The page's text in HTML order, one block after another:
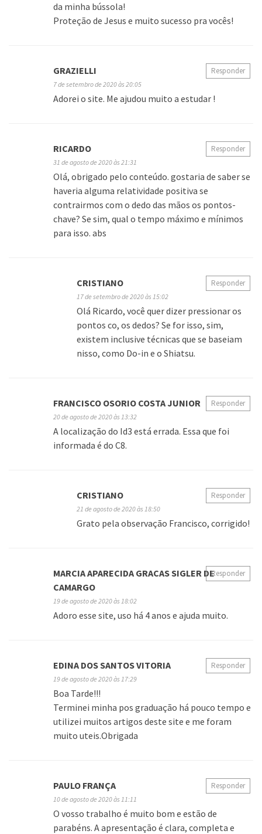
da minha bússola!
Proteção de Jesus e muito sucesso pra vocês!
GRAZIELLI
7 de setembro de 2020 às 20:05
Adorei o site. Me ajudou muito a estudar !
Responder
RICARDO
31 de agosto de 2020 às 21:31
Olá, obrigado pelo conteúdo. gostaria de saber se
haveria alguma relatividade positiva se
contrairmos com o dedo das mãos os pontos-
chave? Se sim, qual o tempo máximo e mínimos
para isso. abs
Responder
CRISTIANO
17 de setembro de 2020 às 15:02
Olá Ricardo, você quer dizer pressionar os
pontos co, os dedos? Se for isso, sim,
existem inclusive técnicas que se baseiam
nisso, como Do-in e o Shiatsu.
Responder
FRANCISCO OSORIO COSTA JUNIOR
20 de agosto de 2020 às 13:32
A localização do Id3 está errada. Essa que foi
informada é do C8.
Responder
CRISTIANO
21 de agosto de 2020 às 18:50
Grato pela observação Francisco, corrigido!
Responder
MARCIA APARECIDA GRACAS SIGLER DE
CAMARGO
19 de agosto de 2020 às 18:02
Adoro esse site, uso há 4 anos e ajuda muito.
Responder
EDINA DOS SANTOS VITORIA
19 de agosto de 2020 às 17:29
Boa Tarde!!!
Terminei minha pos graduação há pouco tempo e
utilizei muitos artigos deste site e me foram
muito uteis.Obrigada
Responder
PAULO FRANÇA
10 de agosto de 2020 às 11:11
O vosso trabalho é muito bom e estão de
parabéns. A apresentação é clara, completa e
Responder